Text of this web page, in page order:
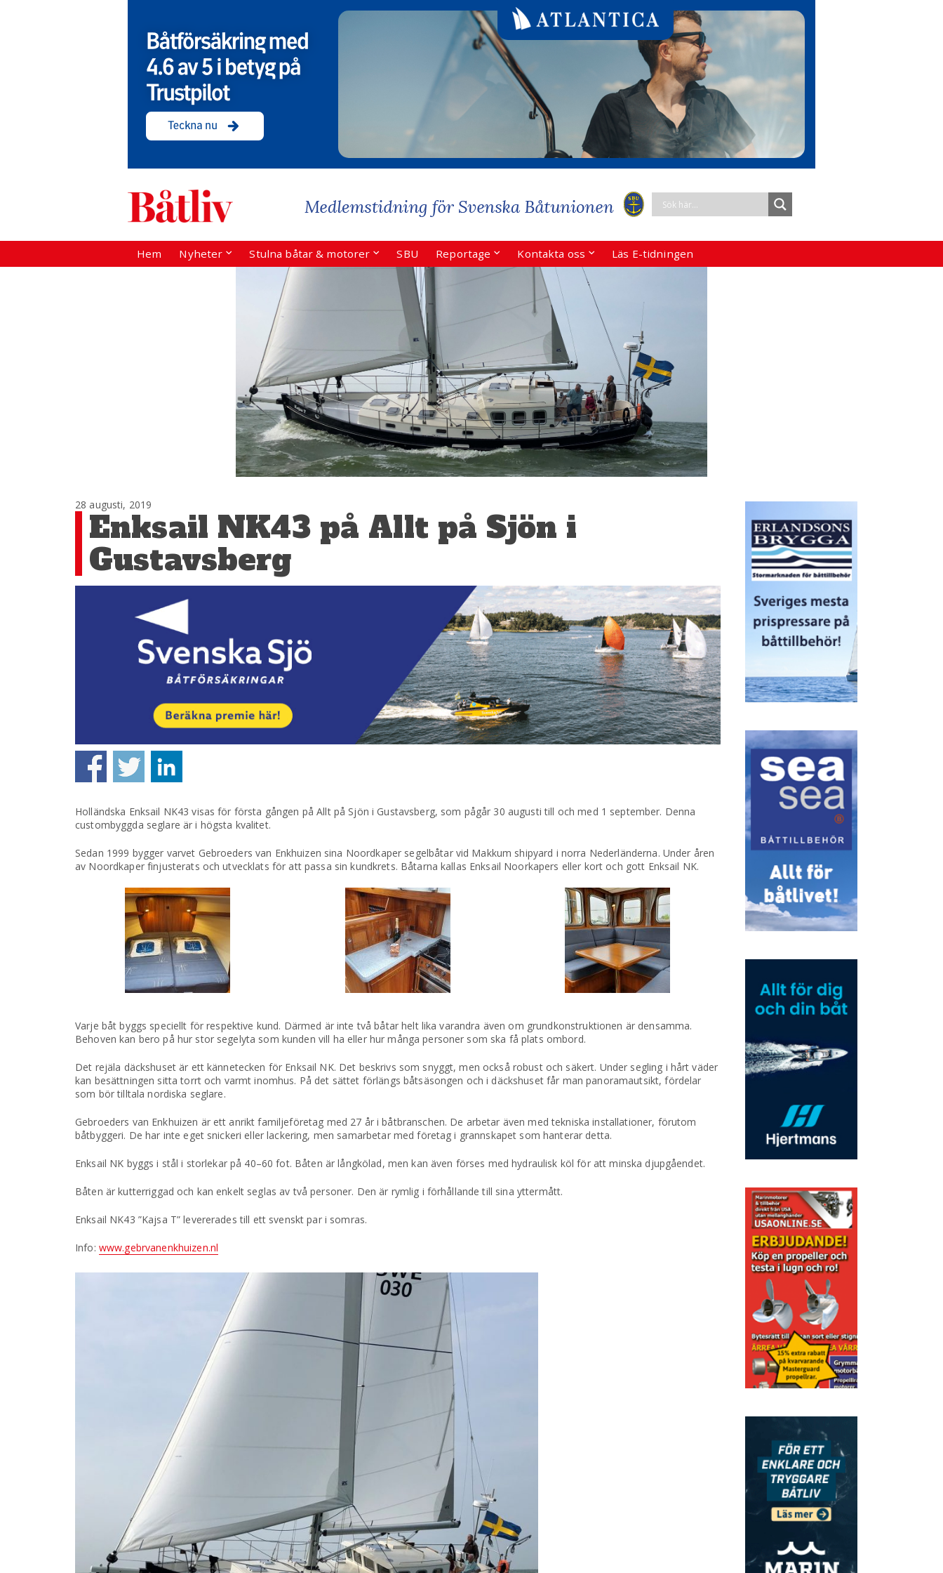
Hem Nyheter Stulna båtar & motorer SBU Reportage Kontakta oss Läs E-tidningen
28 augusti, 2019
Enksail NK43 på Allt på Sjön i
Gustavsberg
Holländska Enksail NK43 visas för första gången på Allt på Sjön i Gustavsberg, som pågår 30 augusti till och med 1 september. Denna
custombyggda seglare är i högsta kvalitet.
Sedan 1999 bygger varvet Gebroeders van Enkhuizen sina Noordkaper segelbåtar vid Makkum shipyard i norra Nederländerna. Under åren
av Noordkaper finjusterats och utvecklats för att passa sin kundkrets. Båtarna kallas Enksail Noorkapers eller kort och gott Enksail NK.
Varje båt byggs speciellt för respektive kund. Därmed är inte två båtar helt lika varandra även om grundkonstruktionen är densamma.
Behoven kan bero på hur stor segelyta som kunden vill ha eller hur många personer som ska få plats ombord.
Det rejäla däckshuset är ett kännetecken för Enksail NK. Det beskrivs som snyggt, men också robust och säkert. Under segling i hårt väder
kan besättningen sitta torrt och varmt inomhus. På det sättet förlängs båtsäsongen och i däckshuset får man panoramautsikt, fördelar
som bör tilltala nordiska seglare.
Gebroeders van Enkhuizen är ett anrikt familjeföretag med 27 år i båtbranschen. De arbetar även med tekniska installationer, förutom
båtbyggeri. De har inte eget snickeri eller lackering, men samarbetar med företag i grannskapet som hanterar detta.
Enksail NK byggs i stål i storlekar på 40–60 fot. Båten är långkölad, men kan även förses med hydraulisk köl för att minska djupgåendet.
Båten är kutterriggad och kan enkelt seglas av två personer. Den är rymlig i förhållande till sina yttermått.
Enksail NK43 ”Kajsa T” levererades till ett svenskt par i somras.
Info: www.gebrvanenkhuizen.nl